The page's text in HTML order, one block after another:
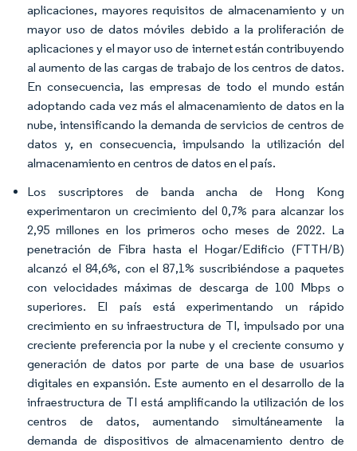
aplicaciones, mayores requisitos de almacenamiento y un
mayor uso de datos móviles debido a la proliferación de
aplicaciones y el mayor uso de internet están contribuyendo
al aumento de las cargas de trabajo de los centros de datos.
En consecuencia, las empresas de todo el mundo están
adoptando cada vez más el almacenamiento de datos en la
nube, intensificando la demanda de servicios de centros de
datos y, en consecuencia, impulsando la utilización del
almacenamiento en centros de datos en el país.
Los suscriptores de banda ancha de Hong Kong
experimentaron un crecimiento del 0,7% para alcanzar los
2,95 millones en los primeros ocho meses de 2022. La
penetración de Fibra hasta el Hogar/Edificio (FTTH/B)
alcanzó el 84,6%, con el 87,1% suscribiéndose a paquetes
con velocidades máximas de descarga de 100 Mbps o
superiores. El país está experimentando un rápido
crecimiento en su infraestructura de TI, impulsado por una
creciente preferencia por la nube y el creciente consumo y
generación de datos por parte de una base de usuarios
digitales en expansión. Este aumento en el desarrollo de la
infraestructura de TI está amplificando la utilización de los
centros de datos, aumentando simultáneamente la
demanda de dispositivos de almacenamiento dentro de